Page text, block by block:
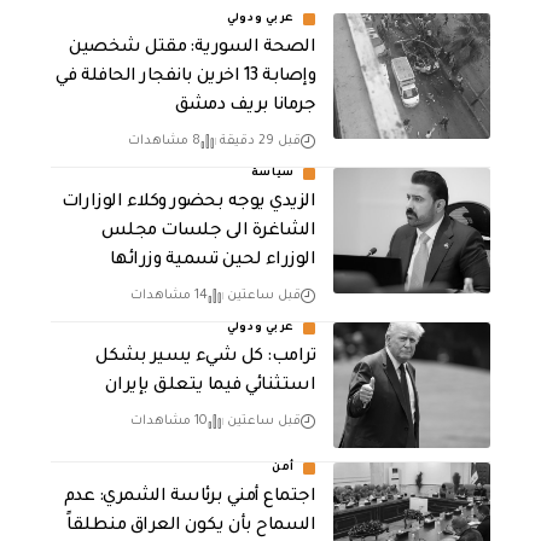
عربي ودولي
الصحة السورية: مقتل شخصين
وإصابة 13 اخرين بانفجار الحافلة في
جرمانا بريف دمشق
قبل 29 دقيقة 8 مشاهدات
سياسة
الزيدي يوجه بحضور وكلاء الوزارات
الشاغرة الى جلسات مجلس
الوزراء لحين تسمية وزرائها
قبل ساعتين 14 مشاهدات
عربي ودولي
ترامب: كل شيء يسير بشكل
استثنائي فيما يتعلق بإيران
قبل ساعتين 10 مشاهدات
أمن
اجتماع أمني برئاسة الشمري: عدم
السماح بأن يكون العراق منطلقاً